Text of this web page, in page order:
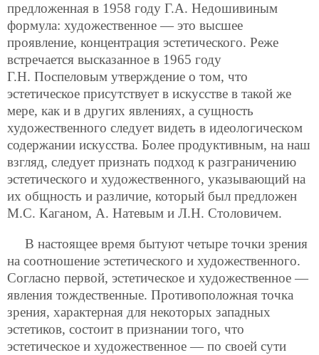
предложенная в 1958 году Г.А. Недошивиным
формула: художественное — это высшее
проявление, концентрация эстетического. Реже
встречается высказанное в 1965 году
Г.Н. Поспеловым утверждение о том, что
эстетическое присутствует в искусстве в такой же
мере, как и в других явлениях, а сущность
художественного следует видеть в идеологическом
содержании искусства. Более продуктивным, на наш
взгляд, следует признать подход к разграничению
эстетического и художественного, указывающий на
их общность и различие, который был предложен
М.С. Каганом, А. Натевым и Л.Н. Столовичем.
В настоящее время бытуют четыре точки зрения
на соотношение эстетического и художественного.
Согласно первой, эстетическое и художественное —
явления тождественные. Противоположная точка
зрения, характерная для некоторых западных
эстетиков, состоит в признании того, что
эстетическое и художественное — по своей сути